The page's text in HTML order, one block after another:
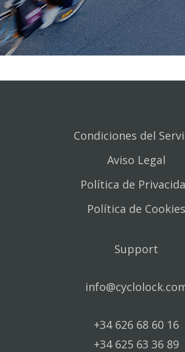
Condiciones del
Aviso Legal
Política de
Política de Cookies
Support
+34 626 68 60 16
+34 625 63 36 89